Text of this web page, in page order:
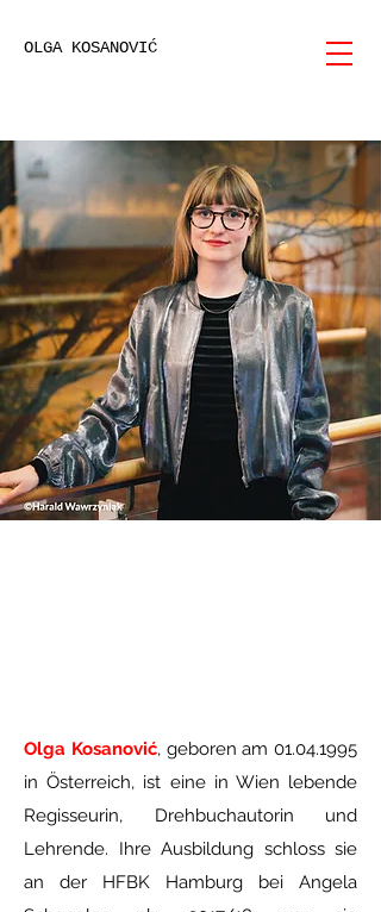
OLGA KOSANOVIĆ
Olga Kosanović, geboren am 01.04.1995
in Österreich, ist eine in Wien lebende
Regisseurin, Drehbuchautorin und
Lehrende. Ihre Ausbildung schloss sie
an der HFBK Hamburg bei Angela